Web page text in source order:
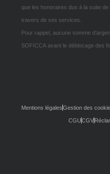
que les honoraires dus à la suite de
travers de ses services.
Pour rappel, aucune somme
SOFICCA avant le déblocage des
Mentions légalesGestion des
CGUCGV